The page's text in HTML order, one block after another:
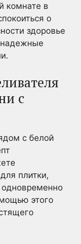
комнате в
о
здоровье
надежные
с
с белой
плитки,
одновременно
этого